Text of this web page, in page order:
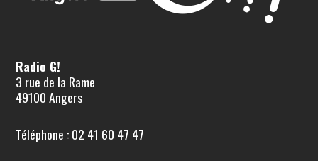
Radio G!
3 rue de la Rame
49100 Angers
Téléphone : 02 41 60 47 47